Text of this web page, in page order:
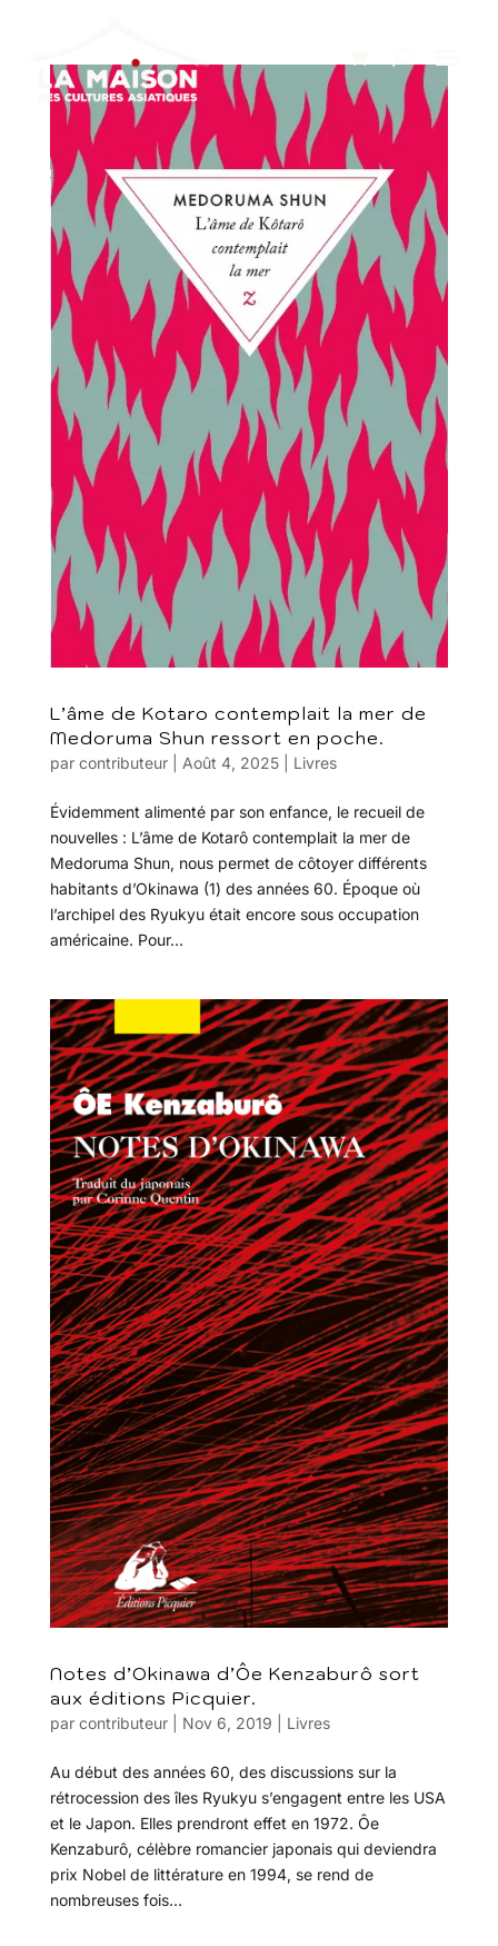
L’âme de Kotaro contemplait la mer de
Medoruma Shun ressort en poche.
par contributeur| Août 4, 2025| Livres
Évidemment alimenté par son enfance, le recueil de
nouvelles : L’âme de Kotarô contemplait la mer de
Medoruma Shun, nous permet de côtoyer différents
habitants d’Okinawa (1) des années 60. Époque où
l’archipel des Ryukyu était encore sous occupation
américaine. Pour...
Notes d’Okinawa d’Ôe Kenzaburô sort
aux éditions Picquier.
par contributeur| Nov 6, 2019 Livres
Au début des années 60, des discussions sur la
rétrocession des îles Ryukyu s’engagent entre les USA
et le Japon. Elles prendront effet en 1972. Ôe
Kenzaburô, célèbre romancier japonais qui deviendra
prix Nobel de littérature en 1994, se rend de
nombreuses fois...